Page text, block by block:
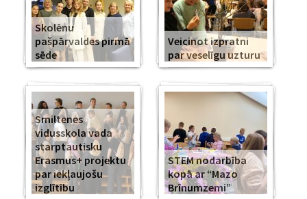
Skolēnu
pašpārvaldes pirmā
sēde
Veicinot izpratni
par veselīgu uzturu
Smiltenes
vidusskola vada
starptautisku
Erasmus+ projektu
par iekļaujošu
izglītību
STEM nodarbība
kopā ar “Mazo
Brīnumzemi”